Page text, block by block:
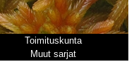
Toimituskunta
Muut sarjat